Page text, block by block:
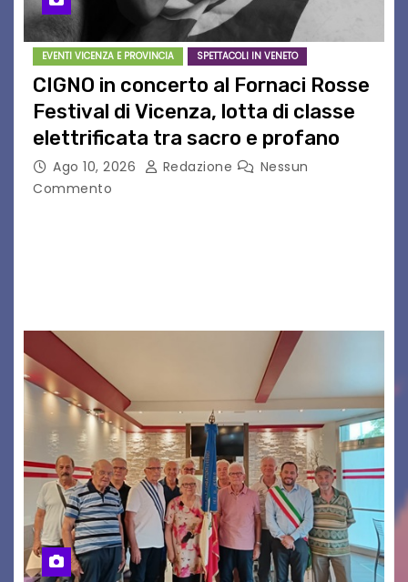
EVENTI VICENZA E PROVINCIA SPETTACOLI IN VENETO
CIGNO in concerto al Fornaci Rosse
Festival di Vicenza, lotta di classe
elettrificata tra sacro e profano
Ago 10, 2026 Redazione
Nessun
Commento